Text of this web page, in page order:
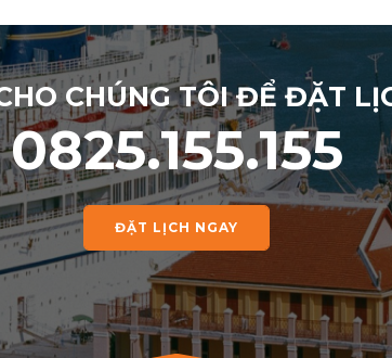
CHÚNG TÔI ĐỂ ĐẶT
0825.155.155
ĐẶT LỊCH NGAY